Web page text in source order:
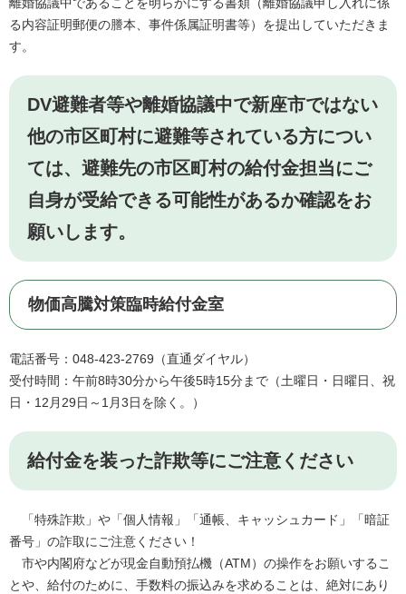
る内容証明郵便の謄本、事件係属証明書等）を提出していただきま
す。​
DV避難者等や離婚協議中で新座市ではない
他の市区町村に避難等されている方につい
ては、避難先の市区町村の給付金担当にご
自身が受給できる可能性があるか確認をお
願いします。
物価高騰対策臨時給付金室
電話番号：048-423-2769（直通ダイヤル）
受付時間：午前8時30分から午後5時15分まで（土曜日・日曜日、祝
日・12月29日～1月3日を除く。）
給付金を装った詐欺等にご注意ください
「特殊詐欺」や「個人情報」「通帳、キャッシュカード」「暗証
番号」の詐取にご注意ください！
市や内閣府などが現金自動預払機（ATM）の操作をお願いするこ
とや、給付のために、手数料の振込みを求めることは、絶対にあり